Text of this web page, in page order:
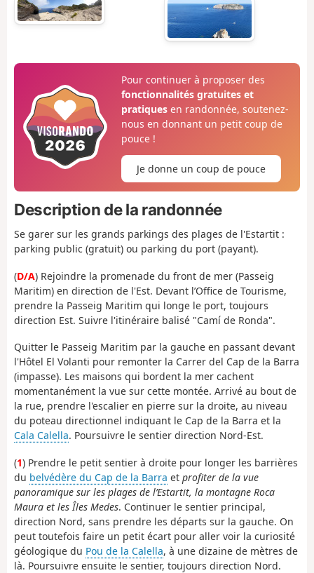
Pour continuer à proposer des
fonctionnalités gratuites et
pratiquesen randonnée, soutenez-
nous en donnant un petit coup de
pouce !
Je donne un coup de pouce
Description de la randonnée
Se garer sur les grands parkings des plages de l'Estartit :
parking public (gratuit) ou parking du port (payant).
(D/A) Rejoindre la promenade du front de mer (Passeig
Maritim) en direction de l'Est. Devant l’Office de Tourisme,
prendre la Passeig Maritim qui longe le port, toujours
direction Est. Suivre l'itinéraire balisé "Camí de Ronda".
Quitter le Passeig Maritim par la gauche en passant devant
l'Hôtel El Volanti pour remonter la Carrer del Cap de la Barra
(impasse). Les maisons qui bordent la mer cachent
momentanément la vue sur cette montée. Arrivé au bout de
la rue, prendre l'escalier en pierre sur la droite, au niveau
du poteau directionnel indiquant le Cap de la Barra et la
Cala Calella. Poursuivre le sentier direction Nord-Est.
(1) Prendre le petit sentier à droite pour longer les barrières
du belvédère du Cap de la Barra et profiter de la vue
panoramique sur les plages de l’Estartit, la montagne Roca
Maura et les Îles Medes. Continuer le sentier principal,
direction Nord, sans prendre les départs sur la gauche. On
peut toutefois faire un petit écart pour aller voir la curiosité
géologique du Pou de la Calella, à une dizaine de mètres de
là. Poursuivre ensuite le sentier, toujours direction Nord.